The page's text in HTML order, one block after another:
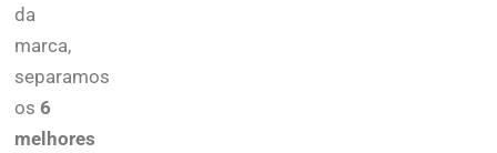
da
marca,
separamos
os 6
melhores